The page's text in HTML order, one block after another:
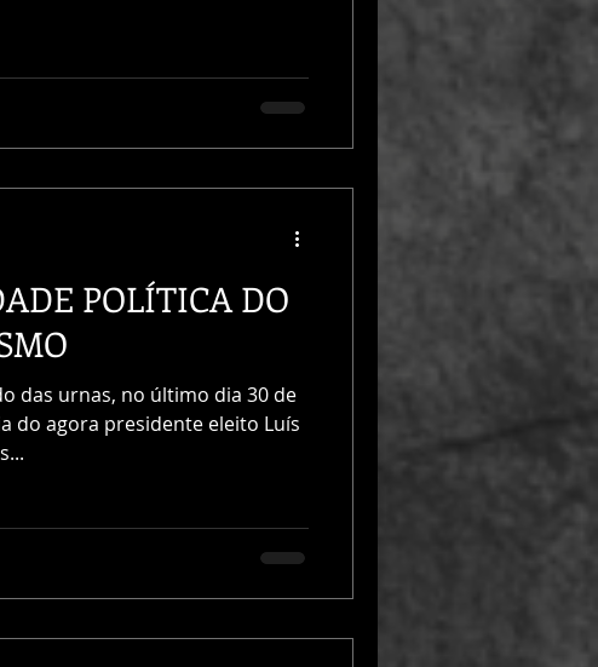
POLÍTICA DO
das urnas, no último dia 30 de
do agora presidente eleito Luís